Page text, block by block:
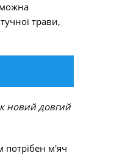
можна
трави,
новий довгий
потрібен м'яч